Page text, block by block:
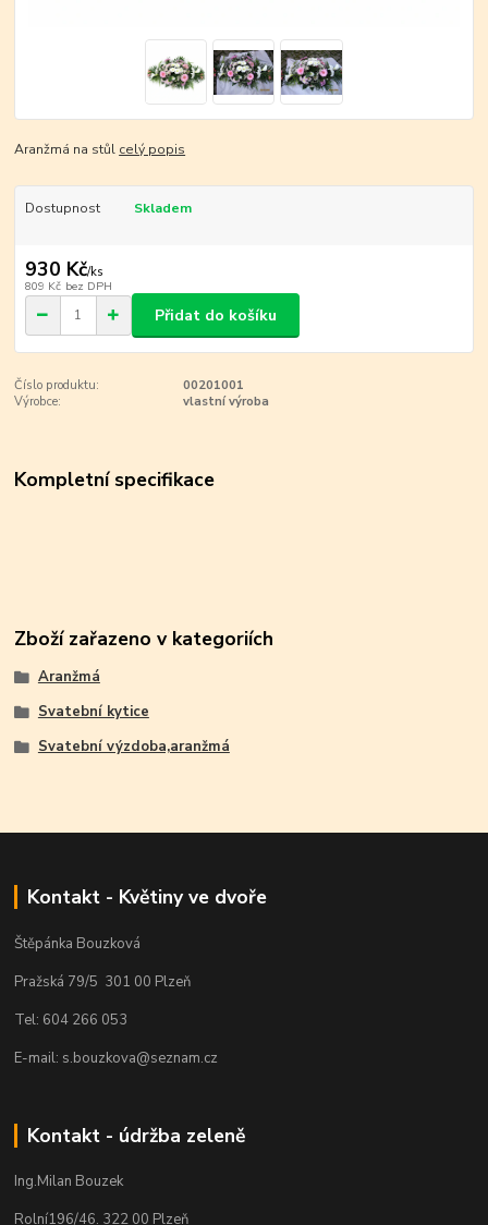
Aranžmá na stůl celý popis
Dostupnost Skladem
930 Kč/ks
809 Kč bez DPH
Přidat do košíku
Číslo produktu:
00201001
Výrobce:
vlastní výroba
Kompletní specifikace
Zboží zařazeno v kategoriích
Aranžmá
Svatební kytice
Svatební výzdoba,aranžmá
Kontakt - Květiny ve dvoře
Štěpánka Bouzková
Pražská 79/5 301 00 Plzeň
Tel: 604 266 053
E-mail: s.bouzkova@seznam.cz
Kontakt - údržba zeleně
Ing.Milan Bouzek
Rolní196/46. 322 00 Plzeň